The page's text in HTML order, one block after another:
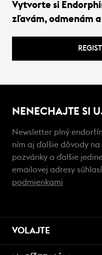
Vytvorte si
zľavám, odmenám
NENECHAJTE SI
Newsletter plný
ním aj ďalšie dôvody
pozvánky a ďalšie
emailovej adresy
podmienkami
VOLAJTE